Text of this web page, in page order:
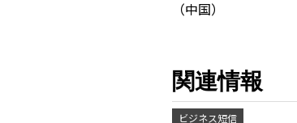
（中国）
関連情報
ビジネス短信